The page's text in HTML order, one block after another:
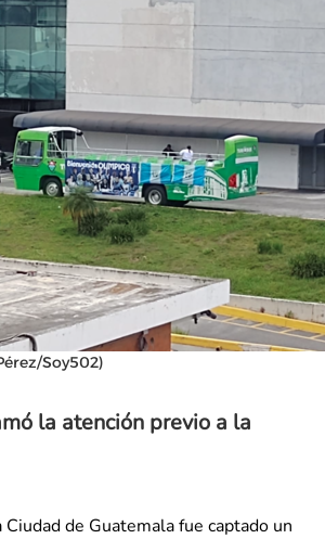
Soy502)
la atención previo a la
de Guatemala fue captado un